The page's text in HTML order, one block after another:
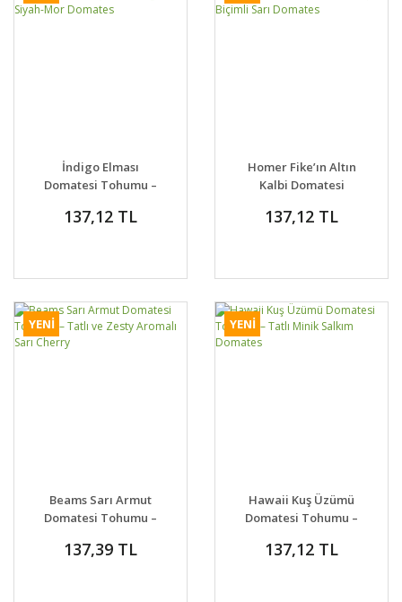
İndigo Elması
Domatesi Tohumu –
Siyah-Mor Domates
137,12 TL
Homer Fike’ın Altın
Kalbi Domatesi
Biçimli Sarı Domates
137,12 TL
YENİ
Beams Sarı Armut
Domatesi Tohumu –
Sarı Cherry
137,39 TL
YENİ
Hawaii Kuş Üzümü
Domatesi Tohumu –
Domates
137,12 TL